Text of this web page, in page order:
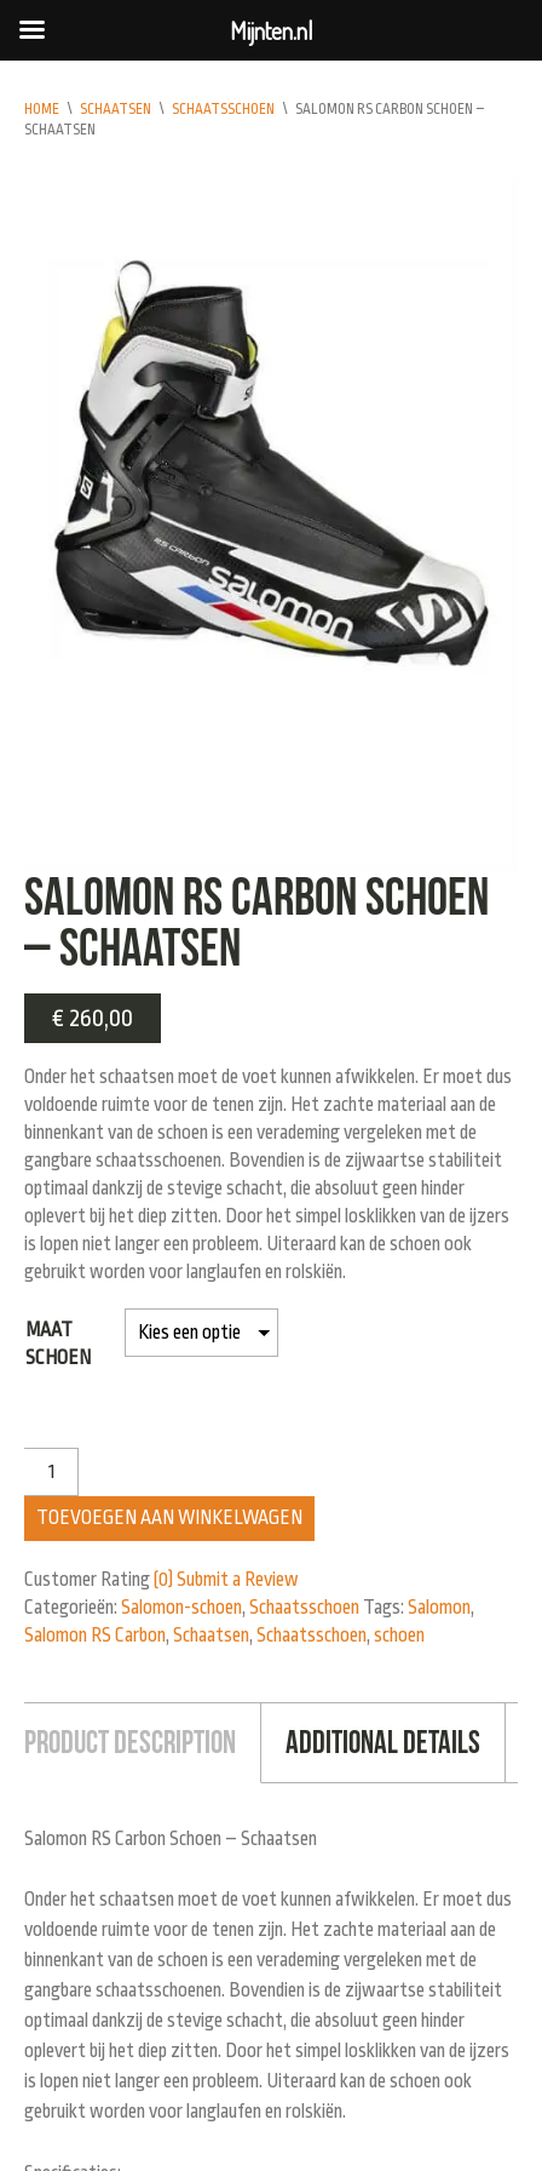
HOME \ SCHAATSEN \ SCHAATSSCHOEN \ SALOMON RS CARBON SCHOEN –
SCHAATSEN
Salomon RS Carbon Schoen
– Schaatsen
€ 260,00
Onder het schaatsen moet de voet kunnen afwikkelen. Er moet dus
voldoende ruimte voor de tenen zijn. Het zachte materiaal aan de
binnenkant van de schoen is een verademing vergeleken met de
gangbare schaatsschoenen. Bovendien is de zijwaartse stabiliteit
optimaal dankzij de stevige schacht, die absoluut geen hinder
oplevert bij het diep zitten. Door het simpel losklikken van de ijzers
is lopen niet langer een probleem. Uiteraard kan de schoen ook
gebruikt worden voor langlaufen en rolskiën.
MAAT
SCHOEN
TOEVOEGEN AAN WINKELWAGEN
Customer Rating(0) Submit a Review
Categorieën: Salomon-schoen, Schaatsschoen Tags: Salomon,
Salomon RS Carbon, Schaatsen, Schaatsschoen, schoen
Product Description Additional Details
Salomon RS Carbon Schoen – Schaatsen
Onder het schaatsen moet de voet kunnen afwikkelen. Er moet dus
voldoende ruimte voor de tenen zijn. Het zachte materiaal aan de
binnenkant van de schoen is een verademing vergeleken met de
gangbare schaatsschoenen. Bovendien is de zijwaartse stabiliteit
optimaal dankzij de stevige schacht, die absoluut geen hinder
oplevert bij het diep zitten. Door het simpel losklikken van de ijzers
is lopen niet langer een probleem. Uiteraard kan de schoen ook
gebruikt worden voor langlaufen en rolskiën.
Mijnten.nl